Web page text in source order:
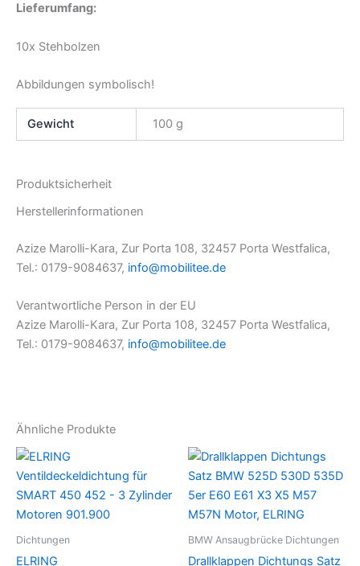
Lieferumfang:
10x Stehbolzen
Abbildungen symbolisch!
Gewicht 100 g
Produktsicherheit
Herstellerinformationen
Azize Marolli-Kara, Zur Porta 108, 32457 Porta Westfalica,
Tel.: 0179-9084637, info@mobilitee.de
Verantwortliche Person in der EU
Azize Marolli-Kara, Zur Porta 108, 32457 Porta Westfalica,
Tel.: 0179-9084637, info@mobilitee.de
Ähnliche Produkte
Dichtungen
ELRING
BMW Ansaugbrücke Dichtungen
Drallklappen Dichtungs Satz